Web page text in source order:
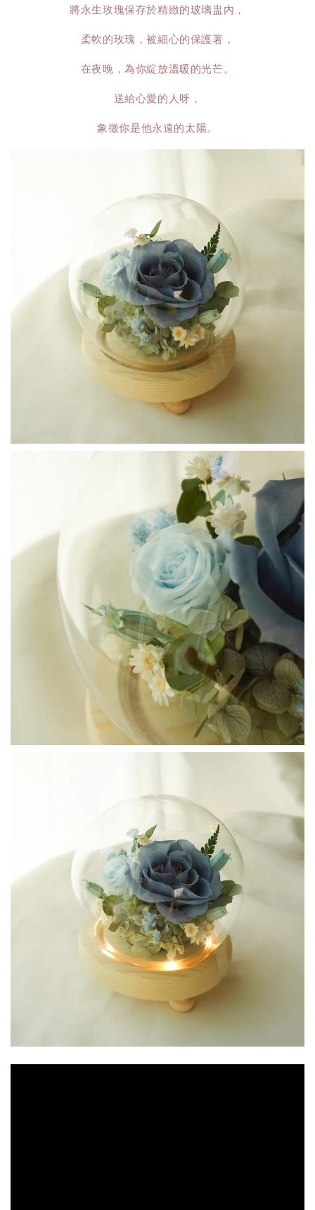
將永生玫瑰保存於精緻的玻璃盅內，
柔軟的玫瑰，被細心的保護著，
在夜晚，為你綻放溫暖的光芒。
送給心愛的人呀，
象徵你是他永遠的太陽。